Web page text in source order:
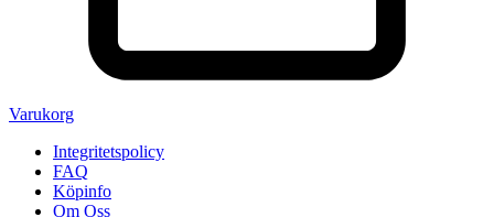
Varukorg
Integritetspolicy
FAQ
Köpinfo
Om Oss